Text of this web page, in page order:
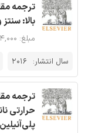
ترجمه
بالا:
مبلغ: ۱۶۴,۰۰۰ تومان
سال انتشار: 2016
ترجمه